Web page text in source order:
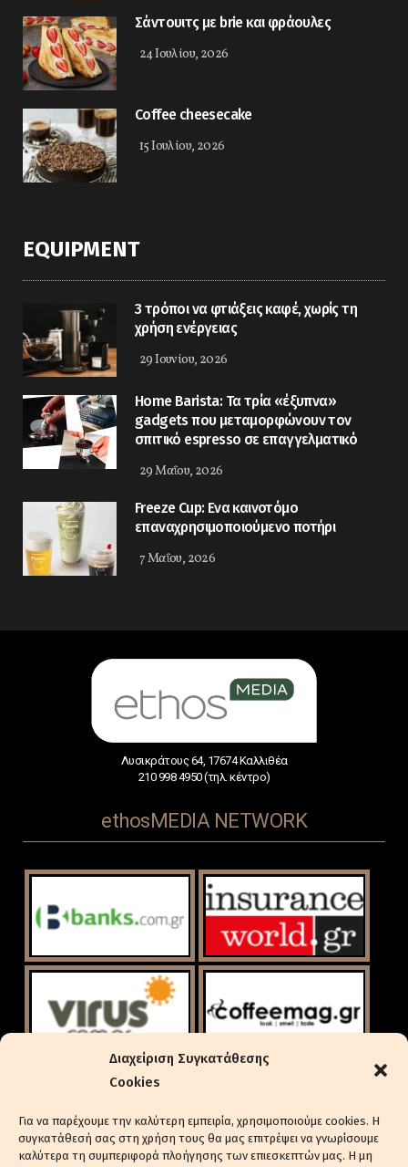
Διαχείριση Συγκατάθεσης
Cookies
Για να παρέχουμε την καλύτερη εμπειρία, χρησιμοποιούμε cookies. Η
συγκατάθεσή σας στη χρήση τους θα μας επιτρέψει να γνωρίσουμε
καλύτερα τη συμπεριφορά πλοήγησης των επιεσκεπτών μας. Η μη
Σάντουιτς με brie και φράουλες
24 Ιουλίου, 2026
Coffee cheesecake
15 Ιουλίου, 2026
EQUIPMENT
3 τρόποι να φτιάξεις καφέ, χωρίς τη
χρήση ενέργειας
29 Ιουνίου, 2026
Home Barista: Τα τρία «έξυπνα»
gadgets που μεταμορφώνουν τον
σπιτικό espresso σε επαγγελματικό
29 Μαΐου, 2026
Freeze Cup: Eνα καινοτόμο
επαναχρησιμοποιούμενο ποτήρι
7 Μαΐου, 2026
Λυσικράτους 64, 17674 Καλλιθέα
210 998 4950 (τηλ. κέντρο)
ethosMEDIA NETWORK